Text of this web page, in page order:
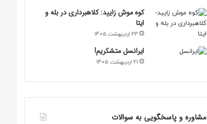
کوه موش زایید: کلاهبرداری در بله و
ایتا
23 اردیبهشت 1405
ایرانسل متشکریم!
21 اردیبهشت 1405
مشاوره و پاسخگویی به سوالات